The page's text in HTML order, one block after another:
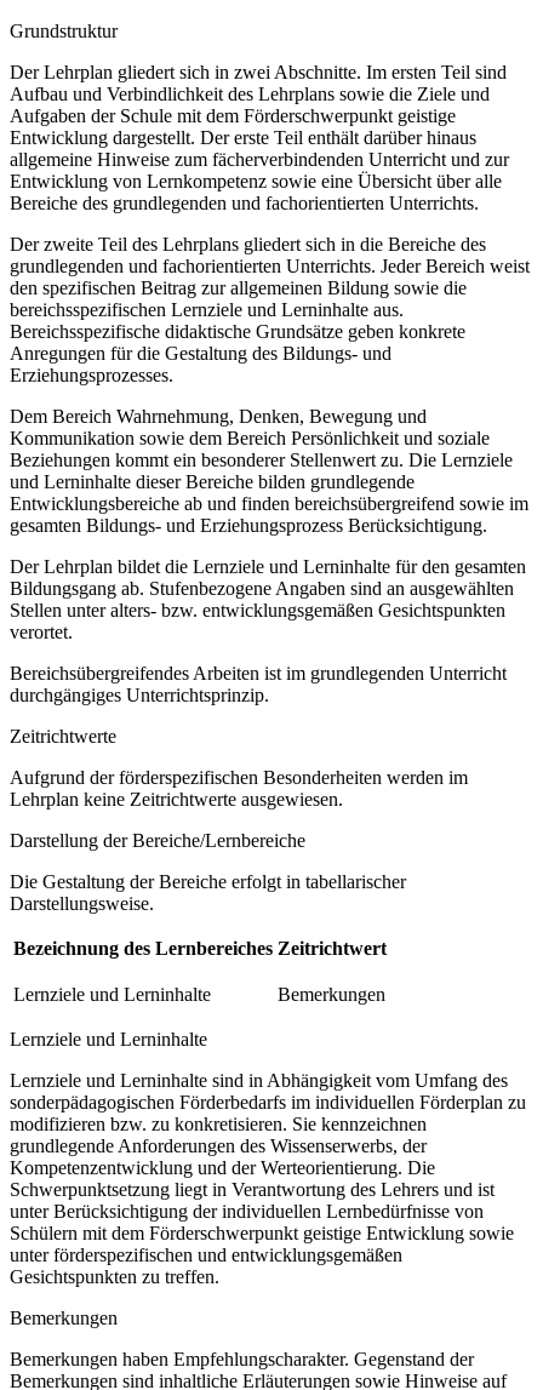
Grundstruktur
Der Lehrplan gliedert sich in zwei Abschnitte. Im ersten Teil sind
Aufbau und Verbindlichkeit des Lehrplans sowie die Ziele und
Aufgaben der Schule mit dem Förderschwerpunkt geistige
Entwicklung dargestellt. Der erste Teil enthält darüber hinaus
allgemeine Hinweise zum fächerverbindenden Unterricht und zur
Entwicklung von Lernkompetenz sowie eine Übersicht über alle
Bereiche des grundlegenden und fachorientierten Unterrichts.
Der zweite Teil des Lehrplans gliedert sich in die Bereiche des
grundlegenden und fachorientierten Unterrichts. Jeder Bereich weist
den spezifischen Beitrag zur allgemeinen Bildung sowie die
bereichsspezifischen Lernziele und Lerninhalte aus.
Bereichsspezifische didaktische Grundsätze geben konkrete
Anregungen für die Gestaltung des Bildungs- und
Erziehungsprozesses.
Dem Bereich Wahrnehmung, Denken, Bewegung und
Kommunikation sowie dem Bereich Persönlichkeit und soziale
Beziehungen kommt ein besonderer Stellenwert zu. Die Lernziele
und Lerninhalte dieser Bereiche bilden grundlegende
Entwicklungsbereiche ab und finden bereichsübergreifend sowie im
gesamten Bildungs- und Erziehungsprozess Berücksichtigung.
Der Lehrplan bildet die Lernziele und Lerninhalte für den gesamten
Bildungsgang ab. Stufenbezogene Angaben sind an ausgewählten
Stellen unter alters- bzw. entwicklungsgemäßen Gesichtspunkten
verortet.
Bereichsübergreifendes Arbeiten ist im grundlegenden Unterricht
durchgängiges Unterrichtsprinzip.
Zeitrichtwerte
Aufgrund der förderspezifischen Besonderheiten werden im
Lehrplan keine Zeitrichtwerte ausgewiesen.
Darstellung der Bereiche/Lernbereiche
Die Gestaltung der Bereiche erfolgt in tabellarischer
Darstellungsweise.
Bezeichnung des Lernbereiches Zeitrichtwert
Lernziele und Lerninhalte Bemerkungen
Lernziele und Lerninhalte
Lernziele und Lerninhalte sind in Abhängigkeit vom Umfang des
sonderpädagogischen Förderbedarfs im individuellen Förderplan zu
modifizieren bzw. zu konkretisieren. Sie kennzeichnen
grundlegende Anforderungen des Wissenserwerbs, der
Kompetenzentwicklung und der Werteorientierung. Die
Schwerpunktsetzung liegt in Verantwortung des Lehrers und ist
unter Berücksichtigung der individuellen Lernbedürfnisse von
Schülern mit dem Förderschwerpunkt geistige Entwicklung sowie
unter förderspezifischen und entwicklungsgemäßen
Gesichtspunkten zu treffen.
Bemerkungen
Bemerkungen haben Empfehlungscharakter. Gegenstand der
Bemerkungen sind inhaltliche Erläuterungen sowie Hinweise auf